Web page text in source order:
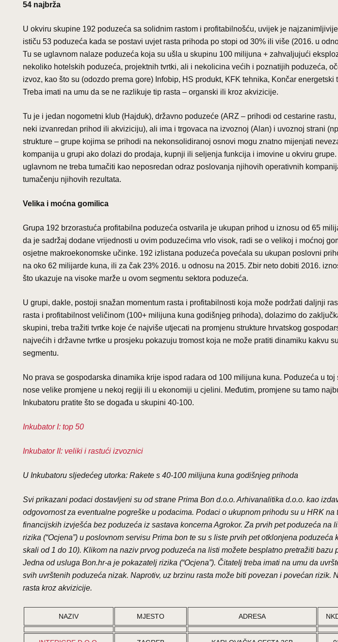
54 najbrža
U okviru skupine 192 poduzeća sa solidnim rastom i profitabilnošću, uvijek je
ističu 53 poduzeća kada se postavi uvjet rasta prihoda po stopi od 30% ili više (2016. u
Tu se uglavnom nalaze poduzeća koja su ušla u skupinu 100 milijuna + zahvaljujući
nekoliko hotelskih poduzeća, projektnih tvrtki, ali i nekolicina većih i poznatijih poduzeća,
izvoz, kao što su (odozdo prema gore) Infobip, HS produkt, KFK tehnika, Končar
Treba imati na umu da se ne razlikuje tip rasta – organski ili kroz akvizicije.
Tu je i jedan nogometni klub (Hajduk), državno poduzeće (ARZ – prihodi od cestarine
neki izvanredan prihod ili akviziciju), ali ima i trgovaca na izvoznoj (Alan) i uvoznoj strani
strukture – grupe kojima se prihodi na nekonsolidiranoj osnovi mogu znatno mijenjati
kompanija u grupi ako dolazi do prodaja, kupnji ili seljenja funkcija i imovine u okviru
uglavnom ne treba tumačiti kao neposredan odraz poslovanja njihovih operativnih
tumačenju njihovih rezultata.
Velika i moćna gomilica
Grupa 192 brzorastuća profitabilna poduzeća ostvarila je ukupan prihod u iznosu od 65
da je sadržaj dodane vrijednosti u ovim poduzećima vrlo visok, radi se o velikoj i moćnoj
osjetne makroekonomske učinke. 192 izlistana poduzeća povećala su ukupan poslovni
na oko 62 milijarde kuna, ili za čak 23% 2016. u odnosu na 2015. Zbir neto dobiti 2016.
što ukazuje na visoke marže u ovom segmentu sektora poduzeća.
U grupi, dakle, postoji snažan momentum rasta i profitabilnosti koja može podržati daljnji
rasta i profitabilnost veličinom (100+ milijuna kuna godišnjeg prihoda), dolazimo do
skupini, treba tražiti tvrtke koje će najviše utjecati na promjenu strukture hrvatskog
najvećih i državne tvrtke u prosjeku pokazuju tromost koja ne može pratiti dinamiku kakvu
segmentu.
No prava se gospodarska dinamika krije ispod radara od 100 milijuna kuna. Poduzeća u
nose velike promjene u nekoj regiji ili u ekonomiji u cjelini. Međutim, promjene su tamo
Inkubatoru pratite što se događa u skupini 40-100.
Inkubator I: top 50
Inkubator II: veliki i rastući izvoznici
U Inkubatoru sljedećeg utorka: Rakete s 40-100 milijuna kuna godišnjeg prihoda
Svi prikazani podaci dostavljeni su od strane Prima Bon d.o.o. Arhivanalitika d.o.o. kao
odgovornost za eventualne pogreške u podacima. Podaci o ukupnom prihodu su u HRK
financijskih izvješća bez poduzeća iz sastava koncerna Agrokor. Za prvih pet poduzeća na
rizika (“Ocjena”) u poslovnom servisu Prima bon te su s liste prvih pet otklonjena poduzeća
skali od 1 do 10). Klikom na naziv prvog poduzeća na listi možete besplatno pretražiti bazu
Jedna od usluga Bon.hr-a je pokazatelj rizika (“Ocjena”). Čitatelj treba imati na umu da
svih uvrštenih poduzeća nizak. Naprotiv, uz brzinu rasta može biti povezan i povećan rizik.
rasta kroz akvizicije.
NAZIV MJESTO ADRESA